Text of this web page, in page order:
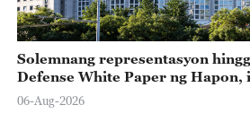
Solemnang representasyon
Defense White Paper ng
06-Aug-2026